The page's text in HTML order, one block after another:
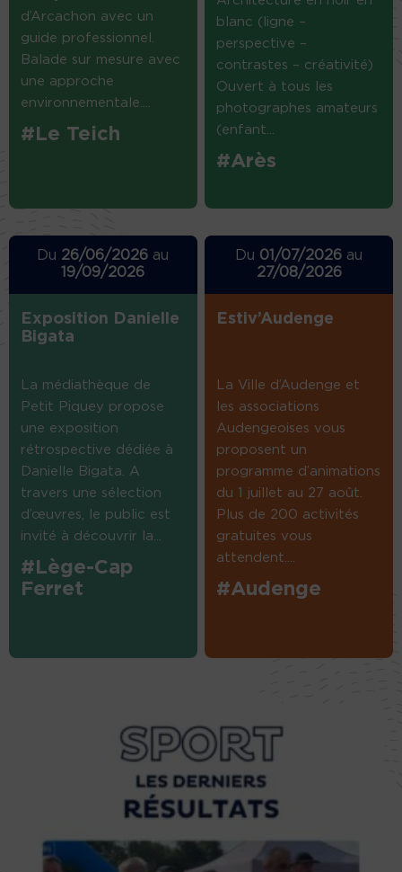
d’Arcachon avec un
guide professionnel.
Balade sur mesure avec
une approche
environnementale....
#Le Teich
blanc (ligne –
perspective –
contrastes – créativité)
Ouvert à tous les
photographes amateurs
(enfant...
#Arès
Du 26/06/2026 au
19/09/2026
Exposition Danielle
Bigata
La médiathèque de
Petit Piquey propose
une exposition
rétrospective dédiée à
Danielle Bigata. A
travers une sélection
d’œuvres, le public est
invité à découvrir la...
#Lège-Cap
Ferret
Du 01/07/2026 au
27/08/2026
Estiv’Audenge
La Ville d’Audenge et
les associations
Audengeoises vous
proposent un
programme d’animations
du 1 juillet au 27 août.
Plus de 200 activités
gratuites vous
attendent....
#Audenge